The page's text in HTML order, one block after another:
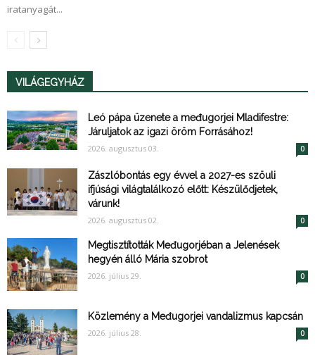
iratanyagát...
VILÁGEGYHÁZ
Leó pápa üzenete a međugorjei Mladifestre:
Járuljatok az igazi öröm Forrásához!
2026. augusztus 03. 0
Zászlóbontás egy évvel a 2027-es szöuli
ifjúsági világtalálkozó előtt: Készülődjetek,
várunk!
2026. augusztus 02. 0
Megtisztították Međugorjéban a Jelenések
hegyén álló Mária szobrot
2026. július 29. 0
Közlemény a Međugorjei vandalizmus kapcsán
2026. július 28. 0